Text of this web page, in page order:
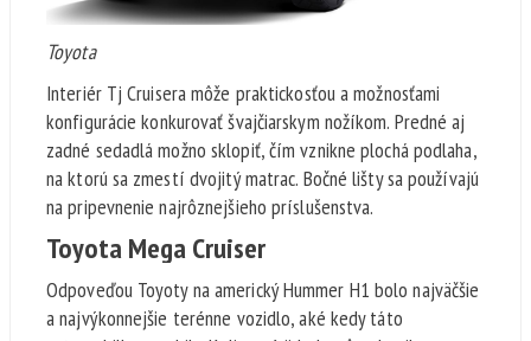
Toyota
Interiér Tj Cruisera môže praktickosťou a možnosťami
konfigurácie konkurovať švajčiarskym nožíkom. Predné aj
zadné sedadlá možno sklopiť, čím vznikne plochá podlaha,
na ktorú sa zmestí dvojitý matrac. Bočné lišty sa používajú
na pripevnenie najrôznejšieho príslušenstva.
Toyota Mega Cruiser
Odpoveďou Toyoty na americký Hummer H1 bolo najväčšie
a najvýkonnejšie terénne vozidlo, aké kedy táto